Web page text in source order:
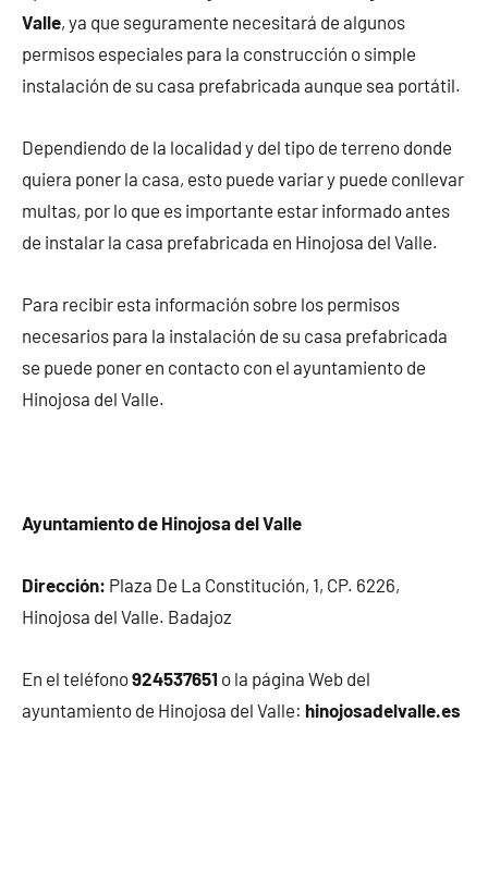
Valle, ya que seguramente necesitará de algunos
permisos especiales para la construcción o simple
instalación de su casa prefabricada aunque sea portátil.
Dependiendo de la localidad y del tipo de terreno donde
quiera poner la casa, esto puede variar y puede conllevar
multas, por lo que es importante estar informado antes
de instalar la casa prefabricada en Hinojosa del Valle.
Para recibir esta información sobre los permisos
necesarios para la instalación de su casa prefabricada
se puede poner en contacto con el ayuntamiento de
Hinojosa del Valle.
Ayuntamiento de Hinojosa del Valle
Dirección: Plaza De La Constitución, 1, CP. 6226,
Hinojosa del Valle. Badajoz
En el teléfono924537651 o la página Web del
ayuntamiento de Hinojosa del Valle: hinojosadelvalle.es